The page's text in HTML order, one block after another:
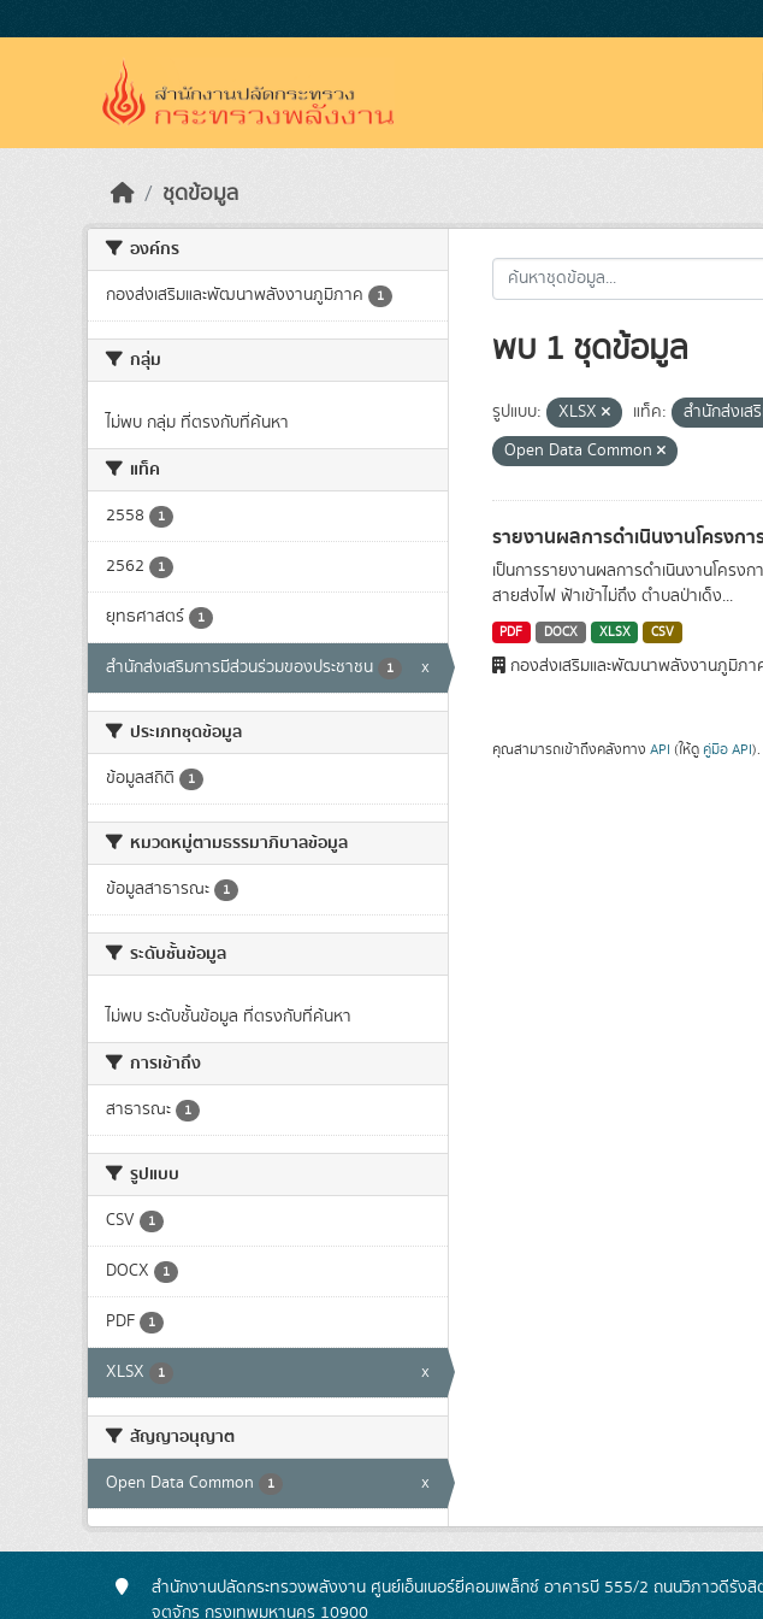
ชุดข้อมูล
องค์กร
กองส่งเสริมและพัฒนาพลังงานภูมิภาค 1
กลุ่ม
ไม่พบ กลุ่ม ที่ตรงกับที่ค้นหา
แท็ค
2558 1
2562 1
ยุทธศาสตร์ 1
สำนักส่งเสริมการมีส่วนร่วมของประชาชน 1 x
ประเภทชุดข้อมูล
ข้อมูลสถิติ 1
หมวดหมู่ตามธรรมาภิบาลข้อมูล
ข้อมูลสาธารณะ 1
ระดับชั้นข้อมูล
ไม่พบ ระดับชั้นข้อมูล ที่ตรงกับที่ค้นหา
การเข้าถึง
สาธารณะ 1
รูปแบบ
CSV 1
DOCX 1
PDF 1
XLSX 1 x
สัญญาอนุญาต
Open Data Common 1 x
พบ 1 ชุดข้อมูล
รูปแบบ: XLSX แท็ค: สำนักส่งเส
Open Data Common
รายงานผลการดำเนินงานโครงก
เป็นการรายงานผลการดำเนินงานโคร
สายส่งไฟ ฟ้าเข้าไม่ถึง ตำบลป่าเด็ง...
PDF DOCX XLSX CSV
กองส่งเสริมและพัฒนาพลังงานภูมิภา
คุณสามารถเข้าถึงคลังทาง API (ให้ดู คู่มือ API).
สำนักงานปลัดกระทรวงพลังงาน ศูนย์เอ็นเนอร์ยี่คอมเพล็กซ์ อาคารบี 555/2 ถนนวิภาวดีรังสิ
จตุจักร กรุงเทพมหานคร 10900